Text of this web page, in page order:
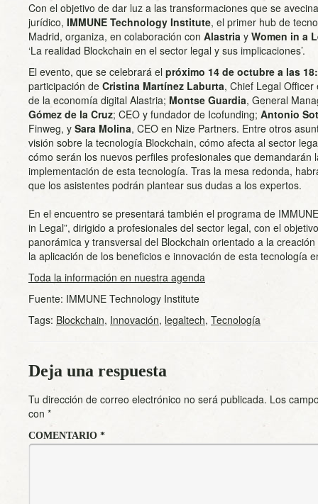
Con el objetivo de dar luz a las transformaciones que se
jurídico, IMMUNE Technology Institute, el primer hub de
Madrid, organiza, en colaboración con Alastria y Women in a
‘La realidad Blockchain en el sector legal y sus implicaciones’.
El evento, que se celebrará el próximo 14 de octubre a las
participación de Cristina Martínez Laburta, Chief Legal
de la economía digital Alastria; Montse Guardia, General
Gómez de la Cruz; CEO y fundador de Icofunding; Antonio
Finweg, y Sara Molina, CEO en Nize Partners. Entre otros
visión sobre la tecnología Blockchain, cómo afecta al sector
cómo serán los nuevos perfiles profesionales que demandarán
implementación de esta tecnología. Tras la mesa redonda,
que los asistentes podrán plantear sus dudas a los expertos.
En el encuentro se presentará también el programa de
in Legal”, dirigido a profesionales del sector legal, con el
panorámica y transversal del Blockchain orientado a la
la aplicación de los beneficios e innovación de esta tecnología
Toda la información en nuestra agenda
Fuente: IMMUNE Technology Institute
Tags: Blockchain, Innovación, legaltech, Tecnología
Deja una respuesta
Tu dirección de correo electrónico no será publicada. Los
con *
COMENTARIO *